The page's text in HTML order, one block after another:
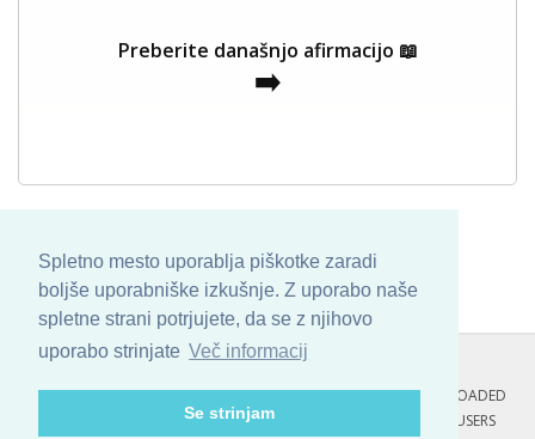
Spletno mesto uporablja piškotke zaradi
boljše uporabniške izkušnje. Z uporabo naše
spletne strani potrjujete, da se z njihovo
uporabo strinjate Več informacij
Se strinjam
Preberite današnjo afirmacijo 📖
➡️
COPYRIGHT © 2013 - 2026 BYSKINBASE. ALL ARTWORK ARE UPLOADED
AND COPYRIGHTED TO ITS AUTHOR.
POZITIVNE MISLI : 115 USERS